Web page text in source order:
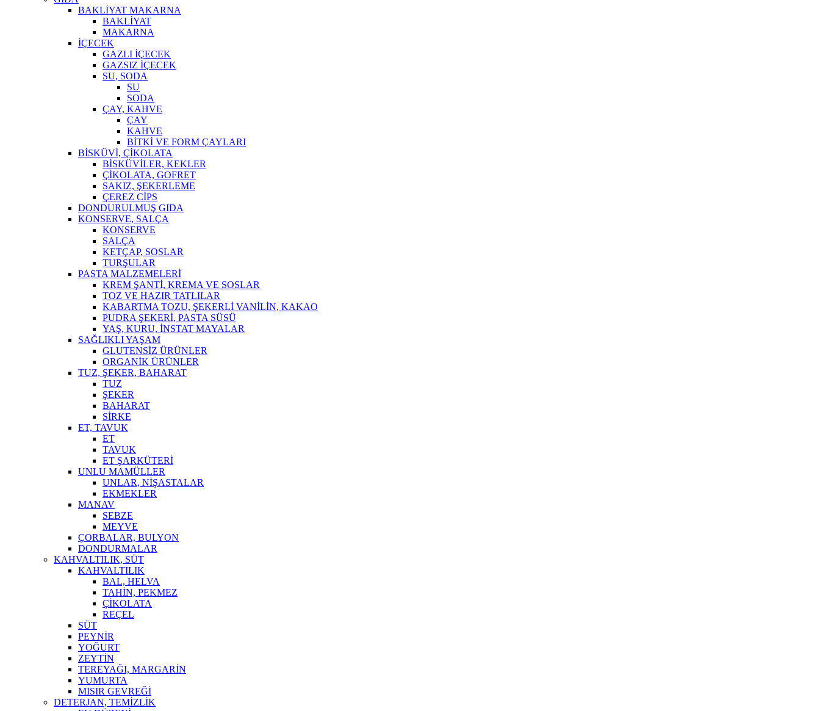
BAKLİYAT MAKARNA
BAKLİYAT
MAKARNA
İÇECEK
GAZLI İÇECEK
GAZSIZ İÇECEK
SU, SODA
SU
SODA
ÇAY, KAHVE
ÇAY
KAHVE
BİTKİ VE FORM ÇAYLARI
BİSKÜVİ, ÇİKOLATA
BİSKÜVİLER, KEKLER
ÇİKOLATA, GOFRET
SAKIZ, ŞEKERLEME
ÇEREZ CİPS
DONDURULMUŞ GIDA
KONSERVE, SALÇA
KONSERVE
SALÇA
KETÇAP, SOSLAR
TURŞULAR
PASTA MALZEMELERİ
KREM ŞANTİ, KREMA VE SOSLAR
TOZ VE HAZIR TATLILAR
KABARTMA TOZU, ŞEKERLİ VANİLİN, KAKAO
PUDRA ŞEKERİ, PASTA SÜSÜ
YAŞ, KURU, İNSTAT MAYALAR
SAĞLIKLI YAŞAM
GLUTENSİZ ÜRÜNLER
ORGANİK ÜRÜNLER
TUZ, ŞEKER, BAHARAT
TUZ
ŞEKER
BAHARAT
SİRKE
ET, TAVUK
ET
TAVUK
ET ŞARKÜTERİ
UNLU MAMÜLLER
UNLAR, NİŞASTALAR
EKMEKLER
MANAV
SEBZE
MEYVE
ÇORBALAR, BULYON
DONDURMALAR
KAHVALTILIK, SÜT
KAHVALTILIK
BAL, HELVA
TAHİN, PEKMEZ
ÇİKOLATA
REÇEL
SÜT
PEYNİR
YOĞURT
ZEYTİN
TEREYAĞI, MARGARİN
YUMURTA
MISIR GEVREĞİ
DETERJAN, TEMİZLİK